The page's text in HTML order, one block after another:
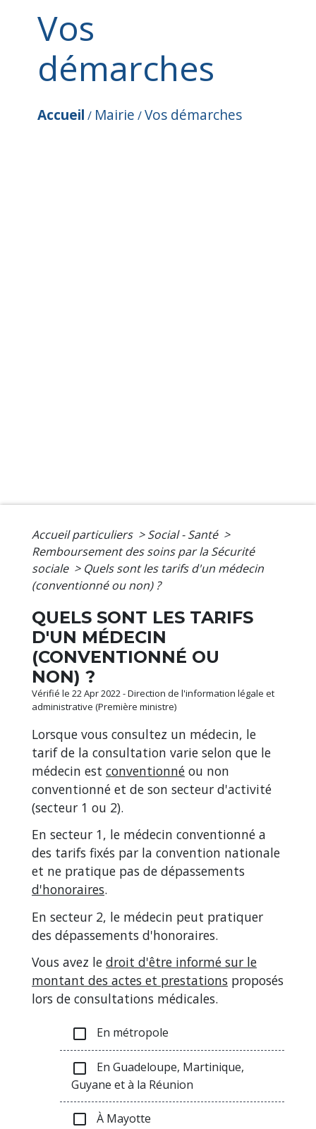
Vos
démarches
Accueil / Mairie /Vos démarches
Accueil particuliers > Social - Santé >
Remboursement des soins par la Sécurité
sociale > Quels sont les tarifs d'un médecin
(conventionné ou non) ?
QUELS SONT LES TARIFS
D'UN MÉDECIN
(CONVENTIONNÉ OU
NON) ?
Vérifié le 22 Apr 2022 - Direction de l'information légale et
administrative (Première ministre)
Lorsque vous consultez un médecin, le
tarif de la consultation varie selon que le
médecin est conventionné ou non
conventionné et de son secteur d'activité
(secteur 1 ou 2).
En secteur 1, le médecin conventionné a
des tarifs fixés par la convention nationale
et ne pratique pas de dépassements
d'honoraires.
En secteur 2, le médecin peut pratiquer
des dépassements d'honoraires.
Vous avez le droit d'être informé sur le
montant des actes et prestations proposés
lors de consultations médicales.
check_box_outline_blank En métropole
check_box_outline_blank
En Guadeloupe, Martinique,
Guyane et à la Réunion
check_box_outline_blank À Mayotte